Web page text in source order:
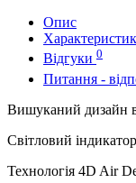
Опис
Відгуки 0
Питання -
Вишуканий дизайн
Світловий
Технологія 4D Air